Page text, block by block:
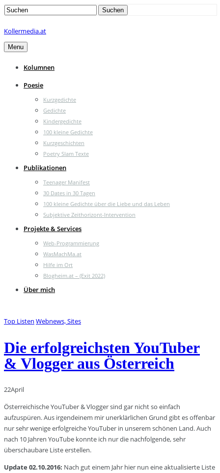
Search
Suchen
Kollermedia.at
Menu
Kolumnen
Poesie
Kurzgedichte
Gedichte
Kindergedichte
100 kleine Gedichte
Kurzgeschichten
Poetry Slam Texte
Publikationen
Teenager Manifest
30 Dates in 30 Tagen
100 kleine Gedichte über die Liebe und das Leben
Subjektive Zeithorizont-Intervention
Projekte & Services
Web-Programmierung
WasMachMa.at
Hilfe im Ort
Blogheim.at – (Exit 2022)
Über mich
Top Listen Webnews, Sites
Die erfolgreichsten YouTuber
& Vlogger aus Österreich
22April
Österreichische YouTuber & Vlogger sind gar nicht so einfach
aufzuspüren. Aus irgendeinem mir unerklärlichen Grund gibt es offenbar
nur sehr wenige erfolgreiche YouTuber in unserem schönen Land. Auch
nach 10 Jahren YouTube konnte ich nur die nachfolgende, sehr
überschaubare Liste erstellen.
Update 02.10.2016: Nach gut einem Jahr hier nun eine aktualisierte Liste